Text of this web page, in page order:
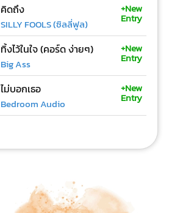
คิดถึง
SILLY FOOLS (ซิลลี่ฟูล)
+New
Entry
ทิ้งไว้ในใจ (คอร์ด ง่ายๆ)
Big Ass
+New
Entry
ไม่บอกเธอ
Bedroom Audio
+New
Entry